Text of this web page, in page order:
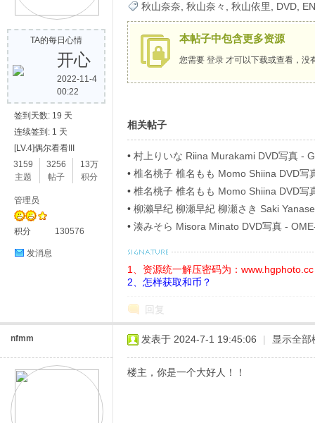
TA的每日心情
开心
2022-11-4
00:22
签到天数: 19 天
连续签到: 1 天
[LV.4]偶尔看看III
3159
主题
3256
帖子
13万
积分
管理员
积分 130576
发消息
秋山奈奈 秋山奈々 秋山依里 DVD
本帖子中包含更多资源
您需要 登录 才可以下载或查看，没
相关帖子
• 村上りいな Riina Murakami DVD写真 -
• 椎名桃子 椎名もも Momo Shiina DVD
ベル Part4
• 椎名桃子 椎名もも Momo Shiina DVD
ベル Part8
• 柳濑早纪 柳瀬早紀 柳瀬さき Saki
40746 僕の女神さま Blu-ray
• 湊みそら Misora Minato DVD写真 -
1、资源统一解压密码为：www.hgphoto.cc
2、怎样获取和币？
回复
nfmm 发表于 2024-7-1 19:45:06 | 显示全部
楼主，你是一个大好人！！